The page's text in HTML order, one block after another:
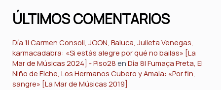
ÚLTIMOS COMENTARIOS
Día 1| Carmen Consoli, JOON, Baiuca, Julieta Venegas,
karmacadabra: «Si estás alegre por qué no bailas» [La
Mar de Músicas 2024] - Piso28 enDía 8| Fumaça Preta, El
Niño de Elche, Los Hermanos Cubero y Amaia: «Por fin,
sangre» [La Mar de Músicas 2019]